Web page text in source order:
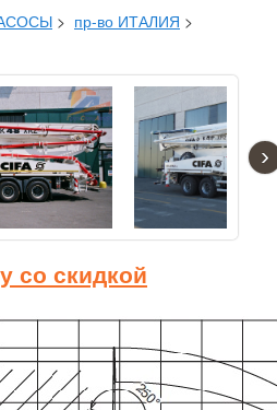
> пр-во ИТАЛИЯ >
›
со скидкой